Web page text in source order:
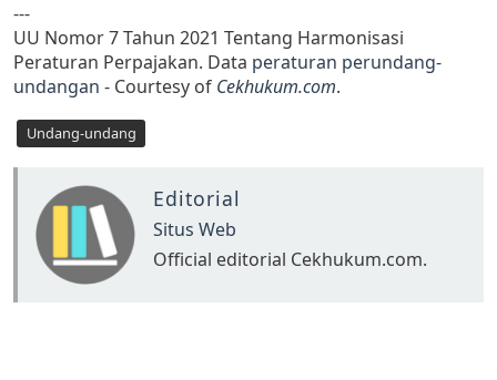
---
UU Nomor 7 Tahun 2021 Tentang Harmonisasi
Peraturan Perpajakan. Data peraturan perundang-
undangan - Courtesy of Cekhukum.com.
Undang-undang
Editorial
Situs Web
Official editorial Cekhukum.com.